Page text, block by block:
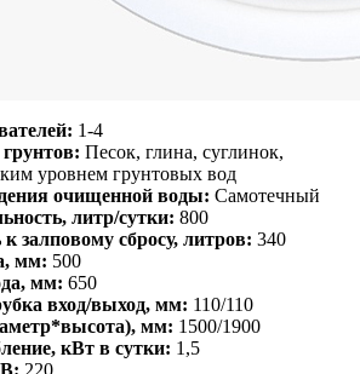
1-4
грунтов:Песок, глина, суглинок,
уровнем грунтовых вод
очищенной воды:Самотечный
литр/сутки:800
к залповому сбросу, литров:340
мм: 500
мм:650
вход/выход, мм: 110/110
мм: 1500/1900
кВт в сутки: 1,5
220